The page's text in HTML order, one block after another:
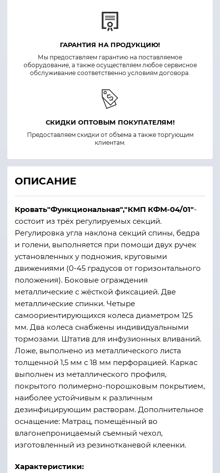
ГАРАНТИЯ НА ПРОДУКЦИЮ!
Мы предоставляем гарантию на поставляемое
оборудование, а также осуществляем любое сервисное
обслуживание соответственно условиям договора.
СКИДКИ ОПТОВЫМ ПОКУПАТЕЛЯМ!
Предоставляем скидки от объема а также торгующим
клиентам.
ОПИСАНИЕ
Кровать"Функциональная","КМП КФМ-04/01"-
состоит из трёх регулируемых секций.
Регулировка угла наклона секций спины, бедра
и голени, выполняется при помощи двух ручек
установленных у подножия, круговыми
движениями (0-45 градусов от горизонтального
положения). Боковые ограждения
металлические с жёсткой фиксацией. Две
металлические спинки. Четыре
самоориентирующихся колеса диаметром 125
мм. Два колеса снабжены индивидуальными
тормозами. Штатив для инфузионных вливаний.
Ложе, выполнено из металлического листа
толщенной 1,5 мм с 18 мм перфорацией. Каркас
выполнен из металлического профиля,
покрытого полимерно-порошковым покрытием,
наиболее устойчивым к различным
дезинфицирующим растворам. Дополнительное
оснащение: Матрац, помещённый во
влагонепроницаемый съемный чехол,
изготовленный из резинотканевой клеенки.
Характеристики: